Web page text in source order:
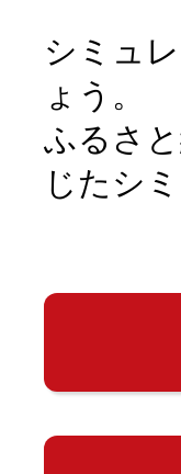
シミュ
ょう。
ふるさ
じたシ